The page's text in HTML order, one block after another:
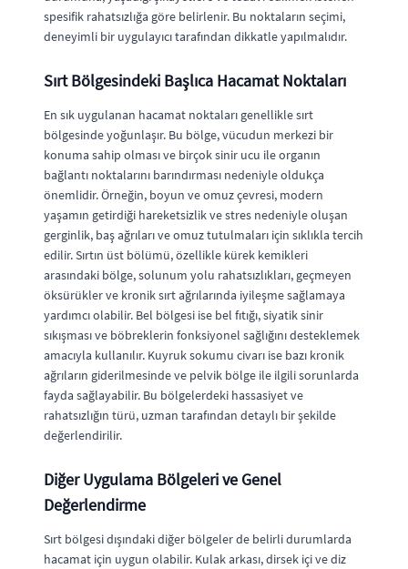
spesifik rahatsızlığa göre belirlenir. Bu noktaların seçimi,
deneyimli bir uygulayıcı tarafından dikkatle yapılmalıdır.
Sırt Bölgesindeki Başlıca Hacamat Noktaları
En sık uygulanan hacamat noktaları genellikle sırt
bölgesinde yoğunlaşır. Bu bölge, vücudun merkezi bir
konuma sahip olması ve birçok sinir ucu ile organın
bağlantı noktalarını barındırması nedeniyle oldukça
önemlidir. Örneğin, boyun ve omuz çevresi, modern
yaşamın getirdiği hareketsizlik ve stres nedeniyle oluşan
gerginlik, baş ağrıları ve omuz tutulmaları için sıklıkla tercih
edilir. Sırtın üst bölümü, özellikle kürek kemikleri
arasındaki bölge, solunum yolu rahatsızlıkları, geçmeyen
öksürükler ve kronik sırt ağrılarında iyileşme sağlamaya
yardımcı olabilir. Bel bölgesi ise bel fıtığı, siyatik sinir
sıkışması ve böbreklerin fonksiyonel sağlığını desteklemek
amacıyla kullanılır. Kuyruk sokumu civarı ise bazı kronik
ağrıların giderilmesinde ve pelvik bölge ile ilgili sorunlarda
fayda sağlayabilir. Bu bölgelerdeki hassasiyet ve
rahatsızlığın türü, uzman tarafından detaylı bir şekilde
değerlendirilir.
Diğer Uygulama Bölgeleri ve Genel
Değerlendirme
Sırt bölgesi dışındaki diğer bölgeler de belirli durumlarda
hacamat için uygun olabilir. Kulak arkası, dirsek içi ve diz